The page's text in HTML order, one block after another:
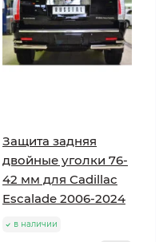
Защита задняя
двойные уголки 76-
42 мм для Cadillac
Escalade 2006-2024
в наличии